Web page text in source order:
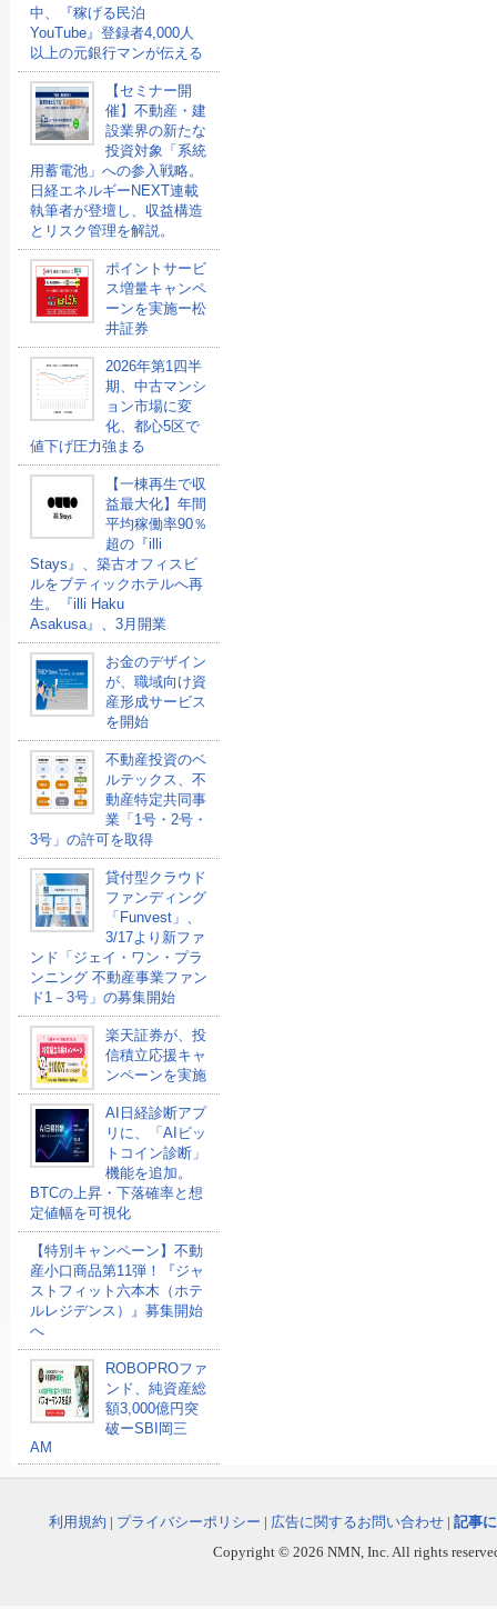
中、『稼げる民泊
YouTube』登録者4,000人
以上の元銀行マンが伝える
【セミナー開
催】不動産・建
設業界の新たな
投資対象「系統
用蓄電池」への参入戦略。
日経エネルギーNEXT連載
執筆者が登壇し、収益構造
とリスク管理を解説。
ポイントサービ
ス増量キャンペ
ーンを実施ー松
井証券
2026年第1四半
期、中古マンシ
ョン市場に変
化、都心5区で
値下げ圧力強まる
【一棟再生で収
益最大化】年間
平均稼働率90％
超の『illi
Stays』、築古オフィスビ
ルをブティックホテルへ再
生。『illi Haku
Asakusa』、3月開業
お金のデザイン
が、職域向け資
産形成サービス
を開始
不動産投資のベ
ルテックス、不
動産特定共同事
業「1号・2号・
3号」の許可を取得
貸付型クラウド
ファンディング
「Funvest」、
3/17より新ファ
ンド「ジェイ・ワン・プラ
ンニング 不動産事業ファン
ド1－3号」の募集開始
楽天証券が、投
信積立応援キャ
ンペーンを実施
AI日経診断アプ
リに、「AIビッ
トコイン診断」
機能を追加。
BTCの上昇・下落確率と想
定値幅を可視化
【特別キャンペーン】不動
産小口商品第11弾！『ジャ
ストフィット六本木（ホテ
ルレジデンス）』募集開始
へ
ROBOPROファ
ンド、純資産総
額3,000億円突
破ーSBI岡三
AM
利用規約 | プライバシーポリシー | 広告に関するお問い合わせ | 記事
Copyright © 2026 NMN, Inc. All rights